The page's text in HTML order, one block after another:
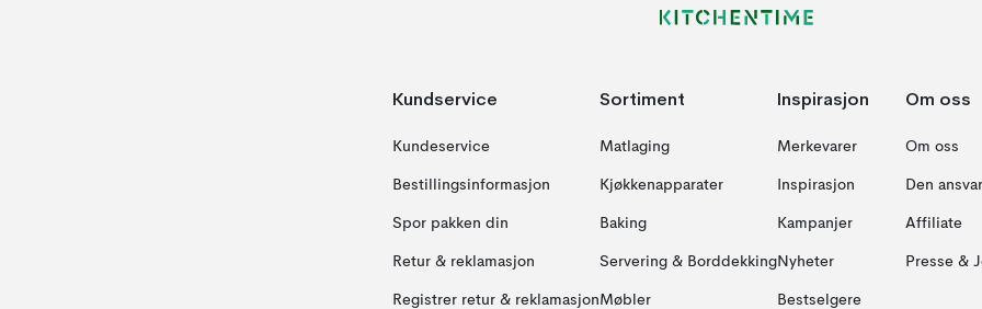
Kundservice
Kundeservice
Bestillingsinformasjon
Spor pakken din
Retur & reklamasjon
Registrer retur & reklamasjon
Sortiment
Matlaging
Kjøkkenapparater
Baking
Servering & Borddekking
Møbler
Inspirasjon
Merkevarer
Inspirasjon
Kampanjer
Nyheter
Bestselgere
Om oss
Om oss
Den
Affiliate
Presse &